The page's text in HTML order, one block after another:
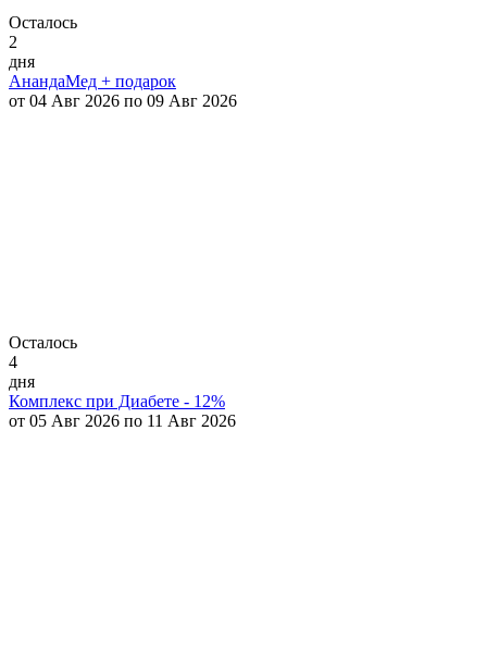
Осталось
2
дня
АнандаМед + подарок
от 04 Авг 2026 по 09 Авг 2026
Осталось
4
дня
Комплекс при Диабете - 12%
от 05 Авг 2026 по 11 Авг 2026